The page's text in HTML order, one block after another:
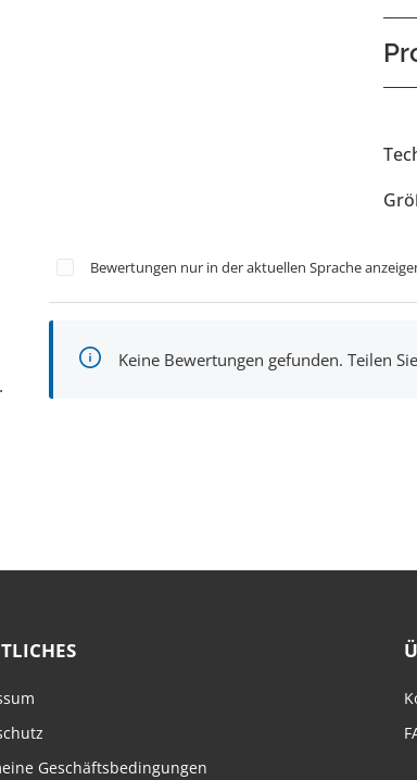
Bewertungen nur in der aktuellen Sprache
Keine Bewertungen gefunden. Teilen
Geschäftsbedingungen